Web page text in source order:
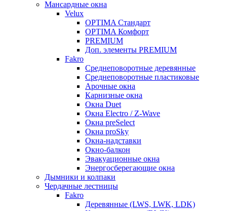
Мансардные окна
Velux
OPTIMA Стандарт
OPTIMA Комфорт
PREMIUM
Доп. элементы PREMIUM
Fakro
Cреднеповоротные деревянные
Cреднеповоротные пластиковые
Арочные окна
Карнизные окна
Окна Duet
Окна Electro / Z-Wave
Окна preSelect
Окна proSky
Окна-надставки
Окно-балкон
Эвакуационные окна
Энергосберегающие окна
Дымники и колпаки
Чердачные лестницы
Fakro
Деревянные (LWS, LWK, LDK)